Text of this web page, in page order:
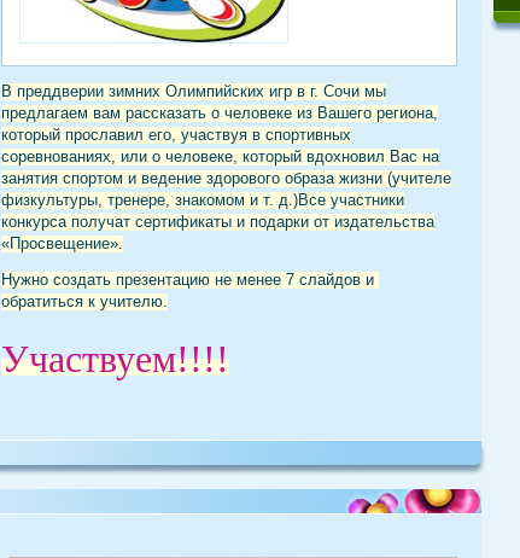
В преддверии зимних Олимпийских игр в г. Сочи мы
предлагаем вам рассказать о человеке из Вашего региона,
который прославил его, участвуя в спортивных
соревнованиях, или о человеке, который вдохновил Вас на
занятия спортом и ведение здорового образа жизни (учителе
физкультуры, тренере, знакомом и т. д.)Все участники
конкурса получат сертификаты и подарки от издательства
«Просвещение».
Нужно создать презентацию не менее 7 слайдов и
обратиться к учителю.
Участвуем!!!!